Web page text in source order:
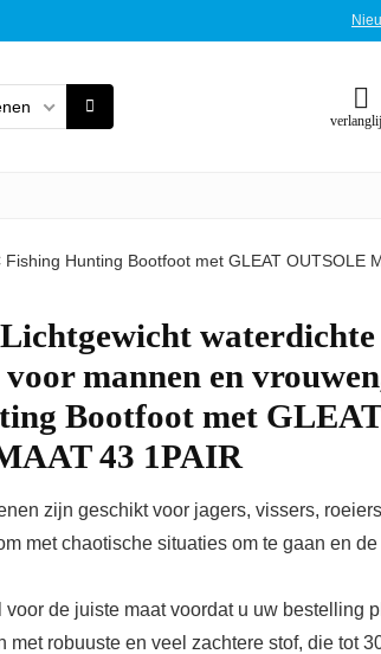
Hunting Bootfoot met GLEAT OUTSOLE
waterdichte
mannen en
Bootfoot met GLEAT
43 1PAIR
zijn geschikt voor jagers, vissers,
met chaotische situaties om te gaan en
voor de juiste maat voordat u uw bestelling
met robuuste en veel zachtere stof, die tot